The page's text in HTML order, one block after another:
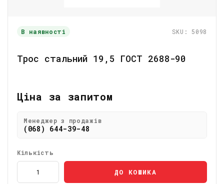
В наявності SKU: 5098
Трос стальний 19,5 ГОСТ 2688-90
Ціна за запитом
Менеджер з продажів
(068) 644-39-48
Кількість
ДО КОШИКА